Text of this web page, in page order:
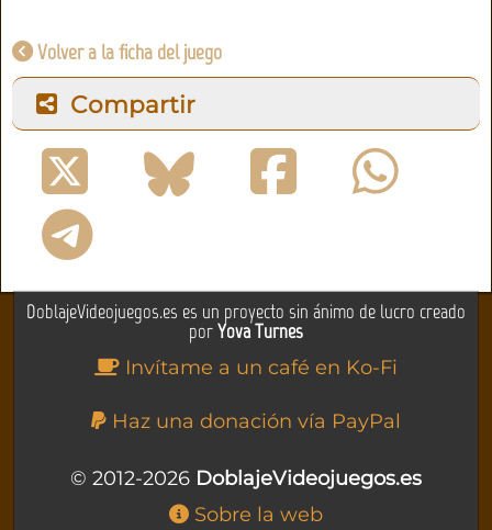
Volver a la ficha del juego
Compartir
DoblajeVideojuegos.es es un proyecto sin ánimo de lucro creado
porYova Turnes
Invítame a un café en Ko-Fi
Haz una donación vía PayPal
© 2012-2026 DoblajeVideojuegos.es
Sobre la web